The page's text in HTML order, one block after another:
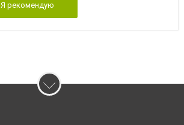
Я рекомендую